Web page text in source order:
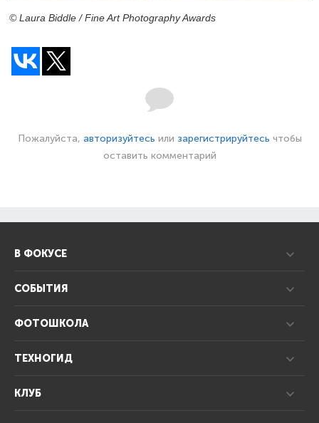
© Laura Biddle / Fine Art Photography Awards
Пожалуйста, авторизуйтесь или зарегистрируйтесь чтобы
оставить комментарий
В ФОКУСЕ
СОБЫТИЯ
ФОТОШКОЛА
ТЕХНОГИД
КЛУБ